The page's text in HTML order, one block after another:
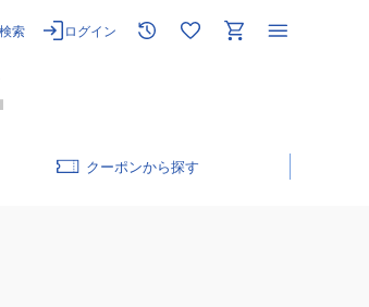
索 ログイン
クーポン